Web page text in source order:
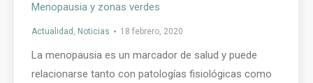
Menopausia y zonas verdes
Actualidad , Noticias 18 febrero, 2020
La menopausia es un marcador de salud y puede
relacionarse tanto con patologías fisiológicas como